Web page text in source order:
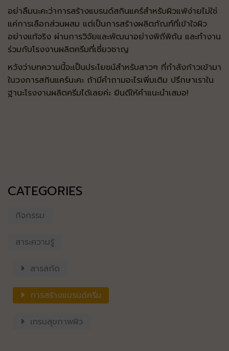
อย่าลืมนะคะว่าการสร้างแบรนด์สกินแคร์สำหรับผิวแพ้ง่ายไม่ใช่
แค่การเลือกส่วนผสม แต่เป็นการสร้างผลิตภัณฑ์ที่เข้าใจผิว
อย่างแท้จริง ผ่านการวิจัยและพัฒนาอย่างพิถีพิถัน และทำงาน
ร่วมกับโรงงานผลิตครีมที่เชี่ยวชาญ
หวังว่าบทความนี้จะเป็นประโยชน์สำหรับสาวๆ ที่กำลังก้าวเข้ามา
ในวงการสกินแคร์นะคะ ถ้ามีคำถามอะไรเพิ่มเติม ปรึกษาเราใน
ฐานะโรงงานผลิตครีมได้เลยค่ะ ยินดีให้คำแนะนำเสมอ!
CATEGORIES
กิจกรรม
สาระความรู้
สารสกัด
การสร้างแบรนด์ครีม
เทรนสุขภาพผิว